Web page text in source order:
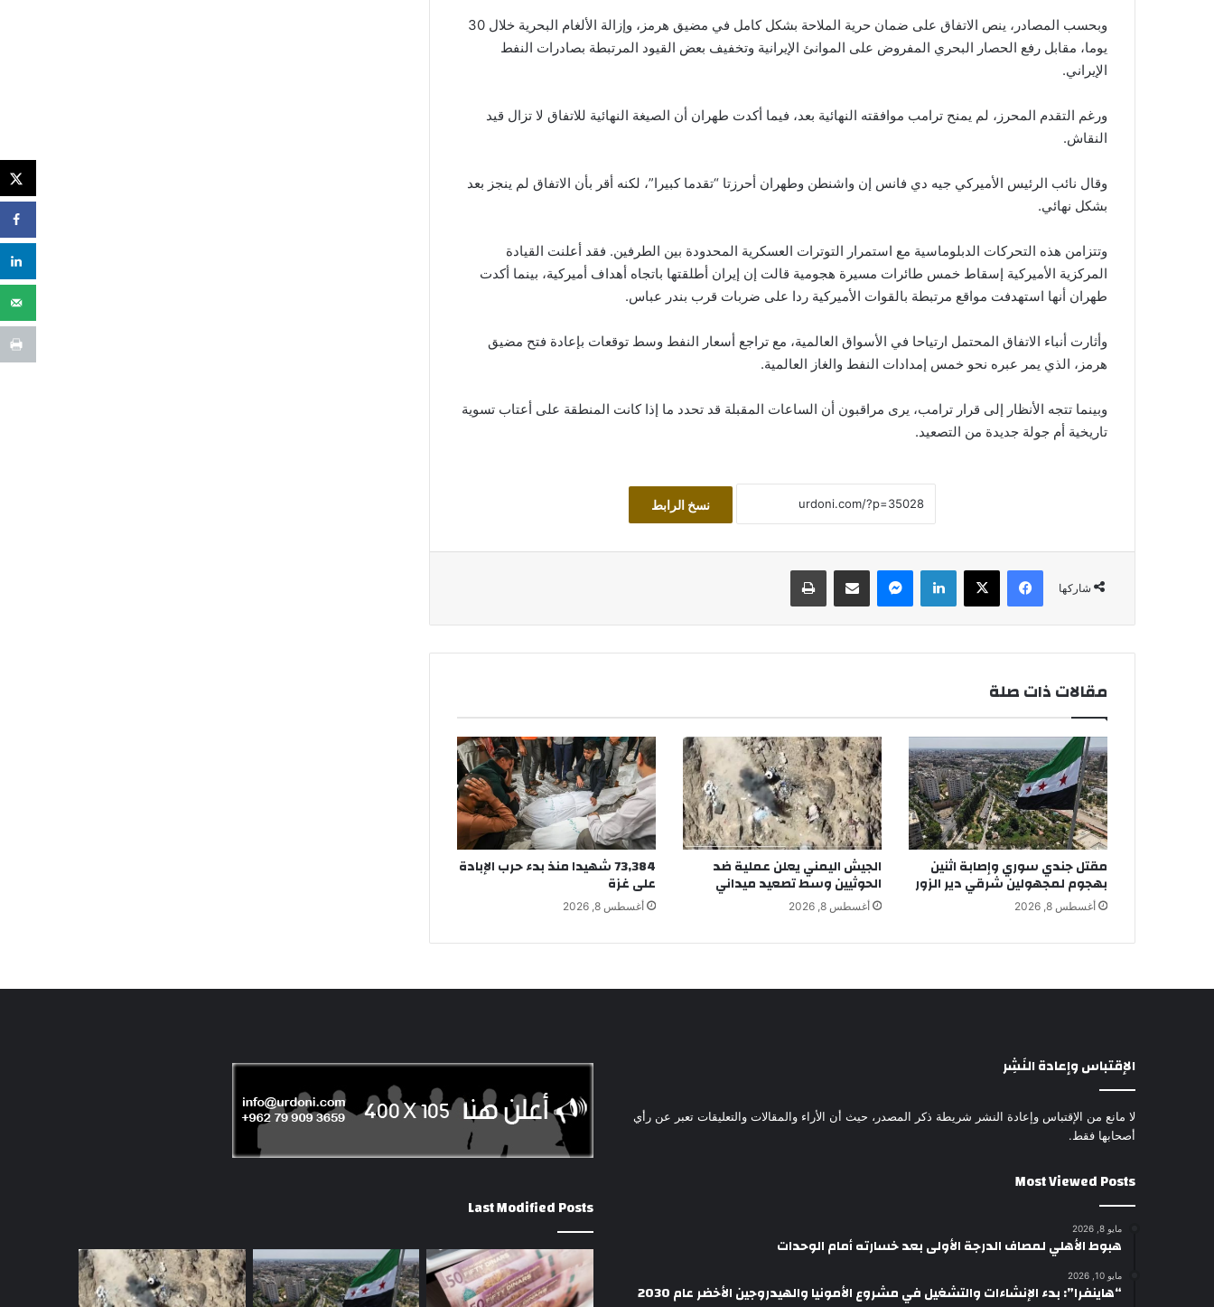
وبحسب المصادر، ينص الاتفاق على ضمان حرية الملاحة بشكل كامل في مضيق هرمز، وإزالة الألغام البحرية خلال 30
يوما، مقابل رفع الحصار البحري المفروض على الموانئ الإيرانية وتخفيف بعض القيود المرتبطة بصادرات النفط
الإيراني.
ورغم التقدم المحرز، لم يمنح ترامب موافقته النهائية بعد، فيما أكدت طهران أن الصيغة النهائية للاتفاق لا تزال قيد
النقاش.
وقال نائب الرئيس الأميركي جيه دي فانس إن واشنطن وطهران أحرزتا “تقدما كبيرا”، لكنه أقر بأن الاتفاق لم ينجز بعد
بشكل نهائي.
وتتزامن هذه التحركات الدبلوماسية مع استمرار التوترات العسكرية المحدودة بين الطرفين. فقد أعلنت القيادة
المركزية الأميركية إسقاط خمس طائرات مسيرة هجومية قالت إن إيران أطلقتها باتجاه أهداف أميركية، بينما أكدت
طهران أنها استهدفت مواقع مرتبطة بالقوات الأميركية ردا على ضربات قرب بندر عباس.
وأثارت أنباء الاتفاق المحتمل ارتياحا في الأسواق العالمية، مع تراجع أسعار النفط وسط توقعات بإعادة فتح مضيق
هرمز، الذي يمر عبره نحو خمس إمدادات النفط والغاز العالمية.
وبينما تتجه الأنظار إلى قرار ترامب، يرى مراقبون أن الساعات المقبلة قد تحدد ما إذا كانت المنطقة على أعتاب تسوية
تاريخية أم جولة جديدة من التصعيد.
نسخ الرابط
شاركها
فيسبوك لينكدإن
مقالات ذات صلة
مقتل جندي سوري وإصابة اثنين
بهجوم لمجهولين شرقي دير الزور
أغسطس 8, 2026
الجيش اليمني يعلن عملية ضد
الحوثيين وسط تصعيد ميداني
أغسطس 8, 2026
73,384 شهيدا منذ بدء حرب الإبادة
على غزة
أغسطس 8, 2026
الإقتباس وإعادة النَشِر
لا مانع من الإقتباس وإعادة النشر شريطة ذكر المصدر، حيث أن الأراء والمقالات والتعليقات تعبر عن رأي
أصحابها فقط.
Most Viewed Posts
مايو 8, 2026
هبوط الأهلي لمصاف الدرجة الأولى بعد خسارته أمام الوحدات
مايو 10, 2026
“هاينفرا”: بدء الإنشاءات والتشغيل في مشروع الأمونيا والهيدروجين الأخضر عام 2030
Last Modified Posts